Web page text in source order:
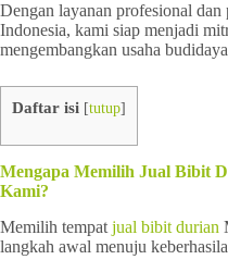
Dengan layanan profesional
Indonesia, kami siap menjadi
mengembangkan usaha
Daftar isi [tutup]
Mengapa Memilih Jual Bibit
Kami?
Memilih tempat jual bibit durian
langkah awal menuju